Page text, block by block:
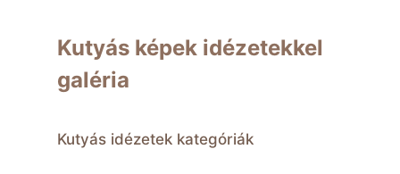
Kutyás képek idézetekkel
galéria
Kutyás idézetek kategóriák